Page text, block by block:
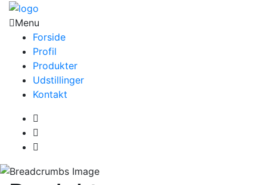
Menu
Forside
Profil
Produkter
Udstillinger
Kontakt